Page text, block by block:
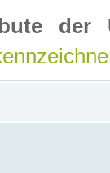
der